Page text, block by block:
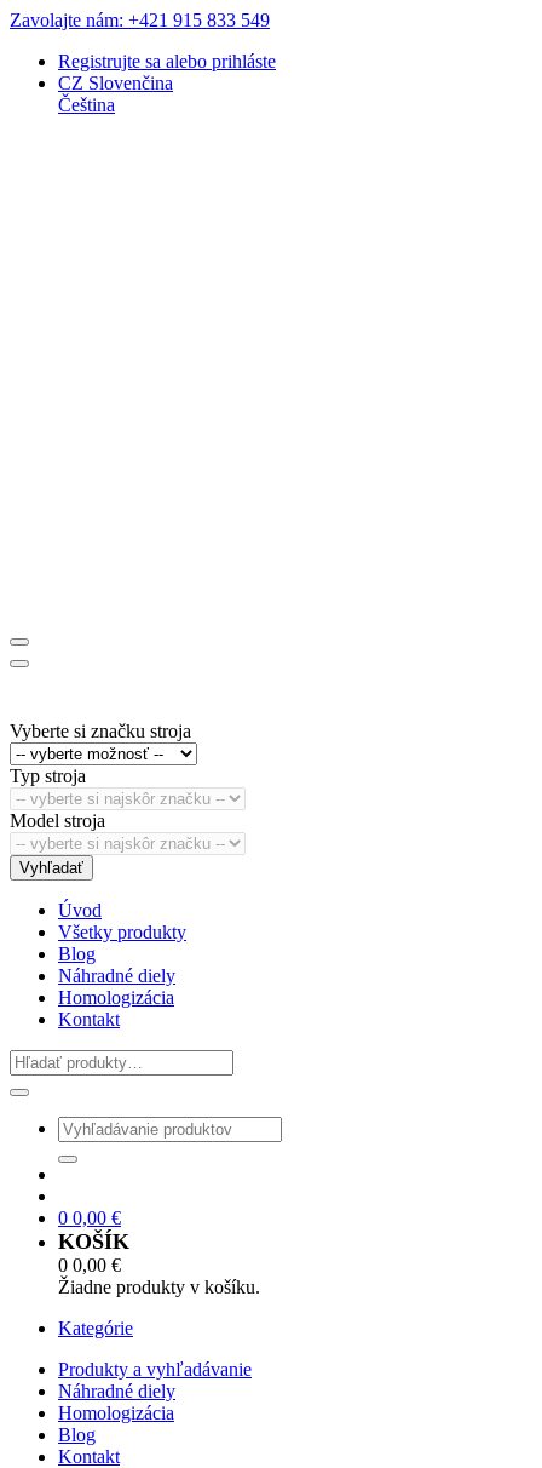
Zavolajte nám: +421 915 833 549
Registrujte sa alebo prihláste
CZ Slovenčina
Čeština
Vyberte si značku stroja
Typ stroja
Model stroja
Vyhľadať
Úvod
Všetky produkty
Blog
Náhradné diely
Homologizácia
Kontakt
0 0,00 €
KOŠÍK
0 0,00 €
Žiadne produkty v košíku.
Kategórie
Produkty a vyhľadávanie
Náhradné diely
Homologizácia
Blog
Kontakt